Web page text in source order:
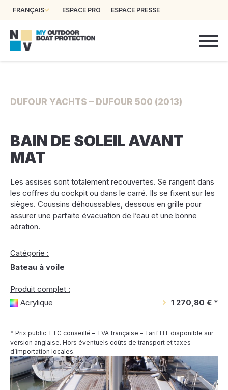
FRANÇAIS ESPACE PRO ESPACE PRESSE
DUFOUR YACHTS – DUFOUR 500 (2013)
BAIN DE SOLEIL AVANT
MAT
Les assises sont totalement recouvertes. Se rangent dans
les coffres du cockpit ou dans le carré. Ils se fixent sur les
sièges. Coussins déhoussables, dessous en grille pour
assurer une parfaite évacuation de l’eau et une bonne
aération.
Catégorie :
Bateau à voile
Produit complet :
Acrylique
1 270,80 € *
* Prix public TTC conseillé – TVA française – Tarif HT disponible sur
version anglaise. Hors éventuels coûts de transport et taxes
d’importation locales.